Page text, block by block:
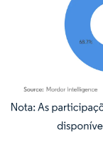
Imagem © Mordor